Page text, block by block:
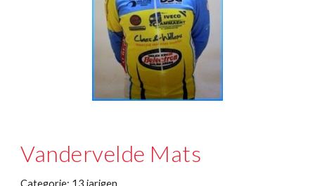
Vandervelde Mats
Categorie: 13 jarigen